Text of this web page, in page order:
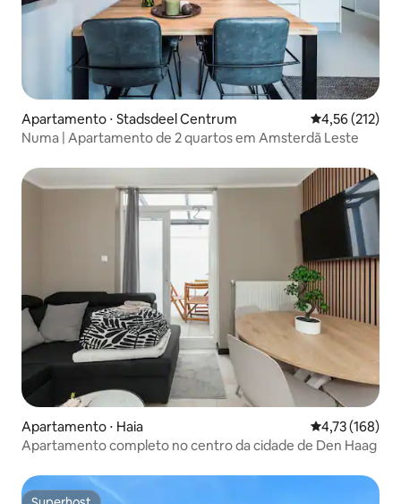
Apartamento ⋅ Stadsdeel Centrum 4,56 de uma
4,56 (212)
Numa | Apartamento de 2 quartos em Amsterdã Leste
Apartamento ⋅ Haia 4,73 de uma
4,73 (168)
Apartamento completo no centro da cidade de Den Haag